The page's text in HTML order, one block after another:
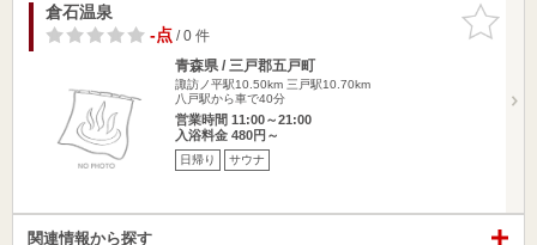
お気に入
りに追加
倉石温泉
-点/ 0 件
青森県 / 三戸郡五戸町
諏訪ノ平駅10.50km 三戸駅10.70km
八戸駅から車で40分
営業時間 11:00～21:00
入浴料金 480円～
日帰り サウナ
関連情報から探す